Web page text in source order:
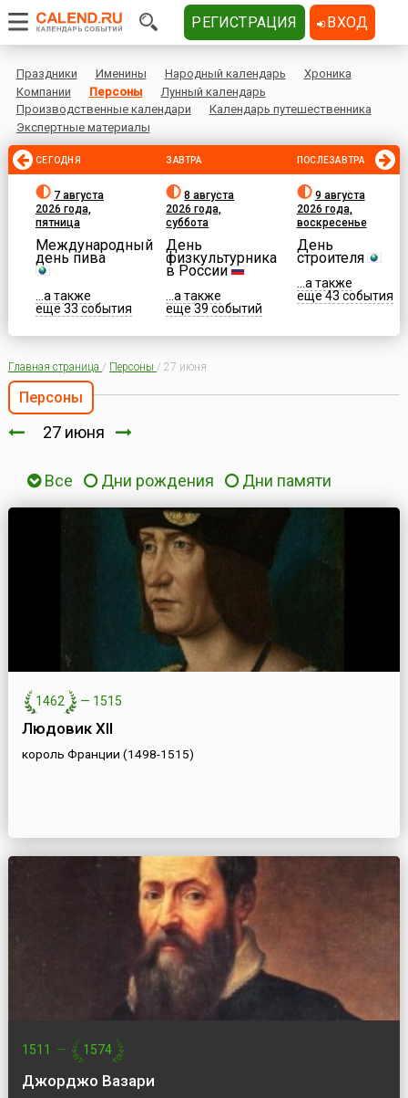
Праздники Именины Народный календарь
Хроника
Компании
Персоны
Лунный календарь
Производственные календари
Календарь путешественника
Экспертные материалы
СЕГОДНЯ
7 августа
2026 года,
пятница
Международный
день пива
...а также
еще 33 события
ЗАВТРА
8 августа
2026 года,
суббота
День
физкультурника
в России
...а также
еще 39 событий
ПОСЛЕЗАВТРА
9 августа
2026 года,
воскресенье
День
строителя
...а также
еще 43 события
Главная страница / Персоны / 27 июня
Персоны
27 июня
Все Дни рождения Дни памяти
1462 — 1515
Людовик XII
король Франции (1498-1515)
1511 — 1574
Джорджо Вазари
РЕГИСТРАЦИЯ ВХОД